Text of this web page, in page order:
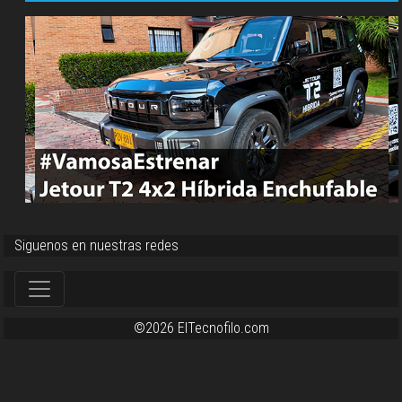
Siguenos en nuestras redes
©2026 ElTecnofilo.com